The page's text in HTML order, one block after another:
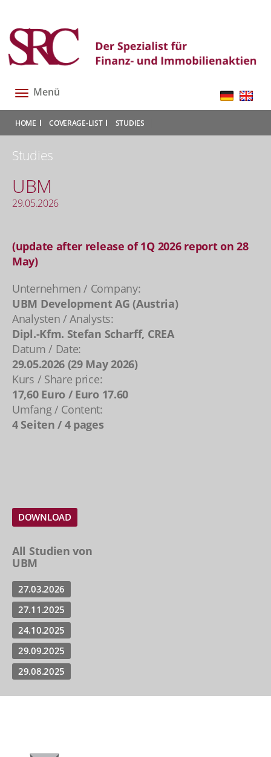
Toggle
navigation
Menü
HOME | COVERAGE-LIST | STUDIES
Studies
UBM
29.05.2026
(update after release of 1Q 2026 report on 28
May)
Unternehmen / Company:
UBM Development AG (Austria)
Analysten / Analysts:
Dipl.-Kfm. Stefan Scharff, CREA
Datum / Date:
29.05.2026 (29 May 2026)
Kurs / Share price:
17,60 Euro / Euro 17.60
Umfang / Content:
4 Seiten / 4 pages
DOWNLOAD
All Studien von
UBM
27.03.2026
27.11.2025
24.10.2025
29.09.2025
29.08.2025